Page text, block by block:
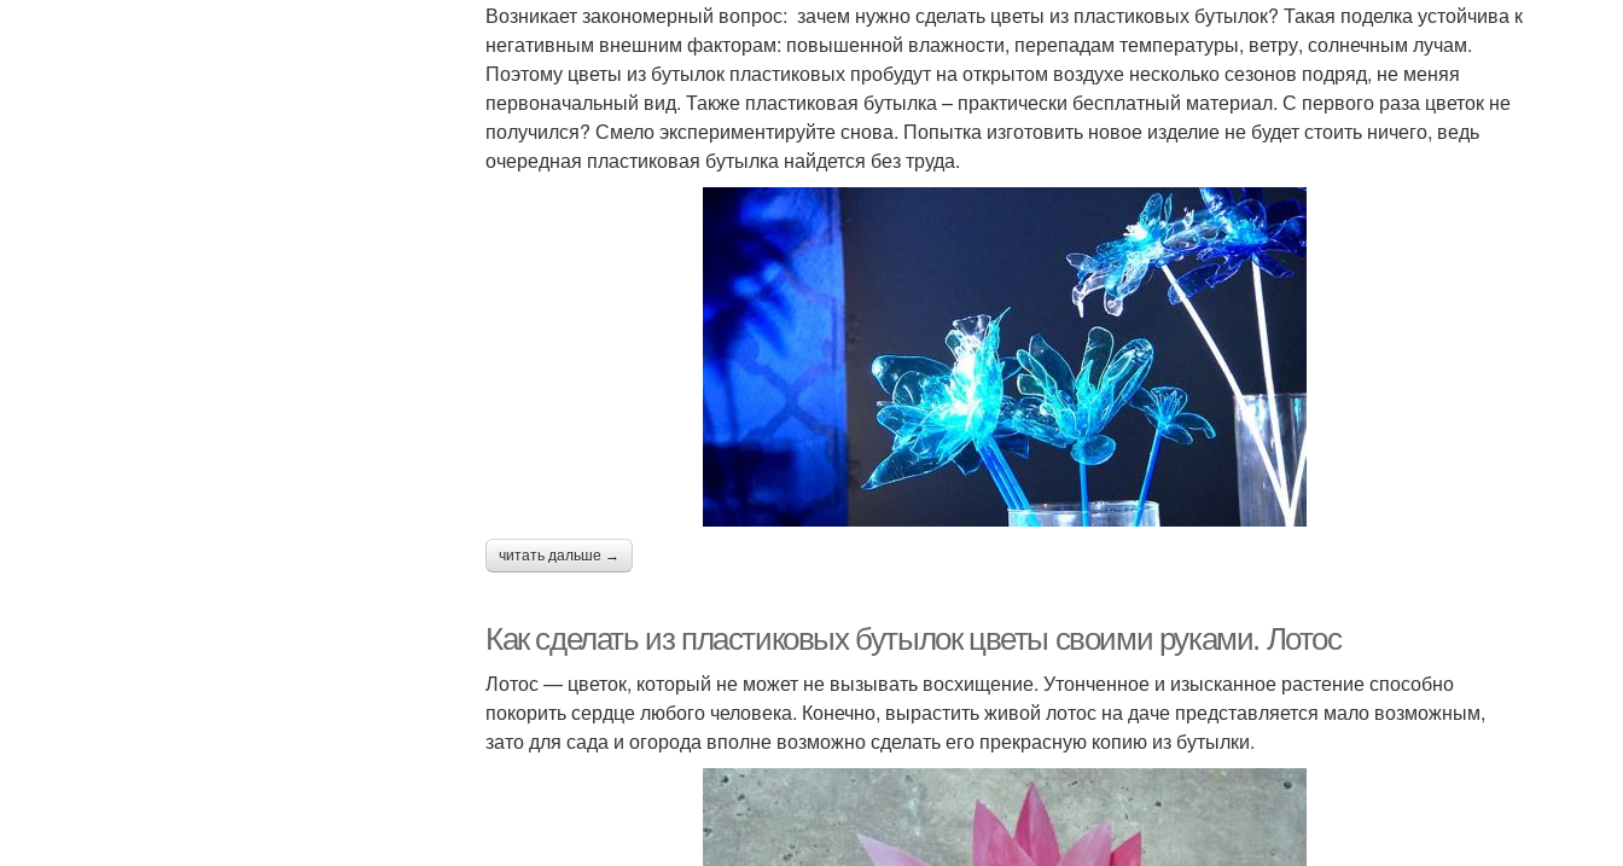
Возникает закономерный вопрос: зачем нужно сделать цветы из пластиковых бутылок? Такая поделка устойчива к
негативным внешним факторам: повышенной влажности, перепадам температуры, ветру, солнечным лучам.
Поэтому цветы из бутылок пластиковых пробудут на открытом воздухе несколько сезонов подряд, не меняя
первоначальный вид. Также пластиковая бутылка – практически бесплатный материал. С первого раза цветок не
получился? Смело экспериментируйте снова. Попытка изготовить новое изделие не будет стоить ничего, ведь
очередная пластиковая бутылка найдется без труда.
читать дальше →
Как сделать из пластиковых бутылок цветы своими руками. Лотос
Лотос — цветок, который не может не вызывать восхищение. Утонченное и изысканное растение способно
покорить сердце любого человека. Конечно, вырастить живой лотос на даче представляется мало возможным,
зато для сада и огорода вполне возможно сделать его прекрасную копию из бутылки.